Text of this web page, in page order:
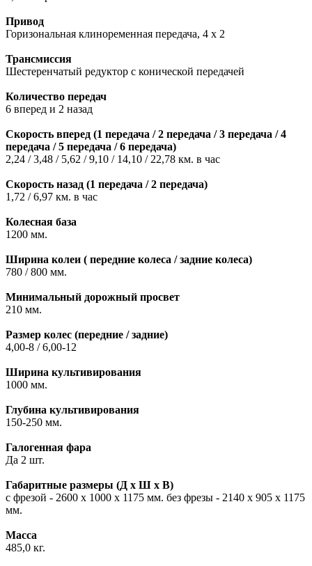
Привод
Горизональная клиноременная передача, 4 х 2
Трансмиссия
Шестеренчатый редуктор с конической передачей
Количество передач
6 вперед и 2 назад
Скорость вперед (1 передача / 2 передача / 3 передача / 4
передача / 5 передача / 6 передача)
2,24 / 3,48 / 5,62 / 9,10 / 14,10 / 22,78 км. в час
Скорость назад (1 передача / 2 передача)
1,72 / 6,97 км. в час
Колесная база
1200 мм.
Ширина колеи ( передние колеса / задние колеса)
780 / 800 мм.
Минимальный дорожный просвет
210 мм.
Размер колес (передние / задние)
4,00-8 / 6,00-12
Ширина культивирования
1000 мм.
Глубина культивирования
150-250 мм.
Галогенная фара
Да 2 шт.
Габаритные размеры (Д х Ш х В)
с фрезой - 2600 х 1000 х 1175 мм. без фрезы - 2140 х 905 х 1175
мм.
Масса
485,0 кг.